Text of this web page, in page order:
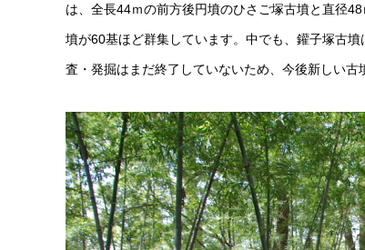
は、全長44ｍの前方後円墳のひさご塚古墳と直径
墳が60基ほど群集しています。中でも、鑵子塚古
査・発掘はまだ終了していないため、今後新しい古